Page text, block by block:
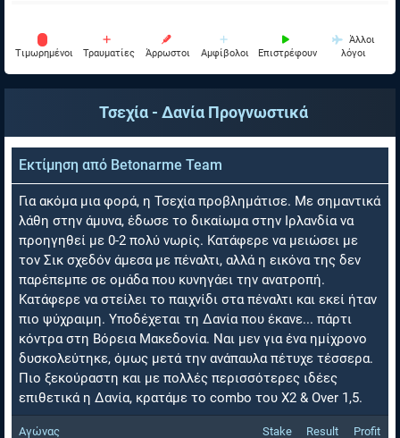
Tιμωρημένοι Τραυματίες Άρρωστοι Αμφίβολοι Επιστρέφουν
Άλλοι
λόγοι
Τσεχία - Δανία Προγνωστικά
Εκτίμηση από Betonarme Team
Για ακόμα μια φορά, η Τσεχία προβλημάτισε. Με σημαντικά
λάθη στην άμυνα, έδωσε το δικαίωμα στην Ιρλανδία να
προηγηθεί με 0-2 πολύ νωρίς. Κατάφερε να μειώσει με
τον Σικ σχεδόν άμεσα με πέναλτι, αλλά η εικόνα της δεν
παρέπεμπε σε ομάδα που κυνηγάει την ανατροπή.
Κατάφερε να στείλει το παιχνίδι στα πέναλτι και εκεί ήταν
πιο ψύχραιμη. Υποδέχεται τη Δανία που έκανε... πάρτι
κόντρα στη Βόρεια Μακεδονία. Ναι μεν για ένα ημίχρονο
δυσκολεύτηκε, όμως μετά την ανάπαυλα πέτυχε τέσσερα.
Πιο ξεκούραστη και με πολλές περισσότερες ιδέες
επιθετικά η Δανία, κρατάμε το combo του Χ2 & Over 1,5.
Αγώνας
Stake
Result
Profit